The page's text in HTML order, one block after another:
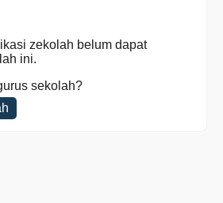
zekolah belum dapat
ini.
sekolah?